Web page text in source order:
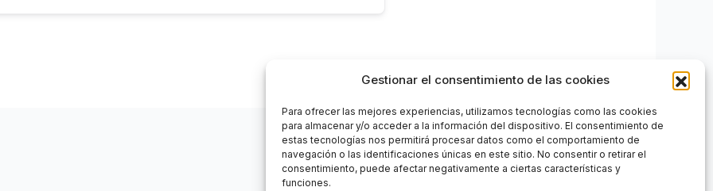
Gestionar el consentimiento de las cookies
Para ofrecer las mejores experiencias, utilizamos tecnologías como las cookies
para almacenar y/o acceder a la información del dispositivo. El consentimiento de
estas tecnologías nos permitirá procesar datos como el comportamiento de
navegación o las identificaciones únicas en este sitio. No consentir o retirar el
consentimiento, puede afectar negativamente a ciertas características y
funciones.